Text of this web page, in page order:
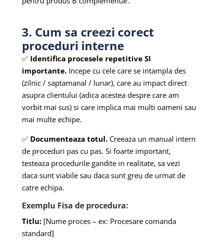
3. Cum sa creezi corect
proceduri interne
✅ Identifica procesele repetitive SI
importante. Incepe cu cele care se intampla des
(zilnic / saptamanal / lunar), care au impact direct
asupra clientului (adica acestea despre care am
vorbit mai sus) si care implica mai multi oameni sau
mai multe echipe.
✅ Documenteaza totul. Creeaza un manual intern
de proceduri pas cu pas. Si foarte important,
testeaza procedurile gandite in realitate, sa vezi
daca sunt viabile sau daca sunt greu de urmat de
catre echipa.
Exemplu Fisa de procedura:
Titlu:[Nume proces – ex: Procesare comanda
standard]